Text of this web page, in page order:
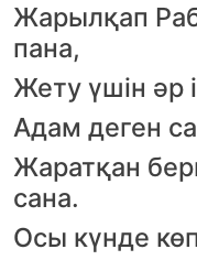
Жарылқап
пана,
Жету үшін әр
Адам деген
Жаратқан
сана.
Осы күнде